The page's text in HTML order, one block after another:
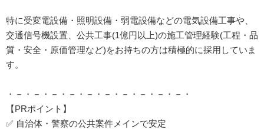
特に受変電設備・照明設備・弱電設備などの電気設備工事や、
交通信号機設置、公共工事(1億円以上)の施工管理経験(工程・品
質・安全・原価管理など)をお持ちの方は積極的に採用していま
す。
・－・－・－・－・－・－・－・－・－・－・
【PRポイント】
✅ 自治体・警察の公共案件メインで安定